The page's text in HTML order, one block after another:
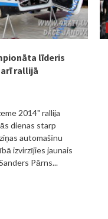
līderis
arī rallijā
2014" rallija
dienas starp
automašīnu
izvirzījies jaunais
Pārns...